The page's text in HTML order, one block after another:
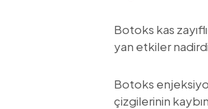
Botoks kas
yan etkiler
Botoks
çizgilerinin